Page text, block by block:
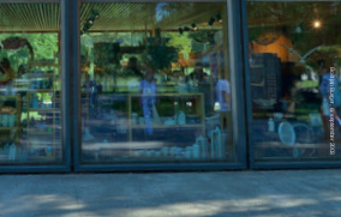
Boštjan Burger, 6. september 2003